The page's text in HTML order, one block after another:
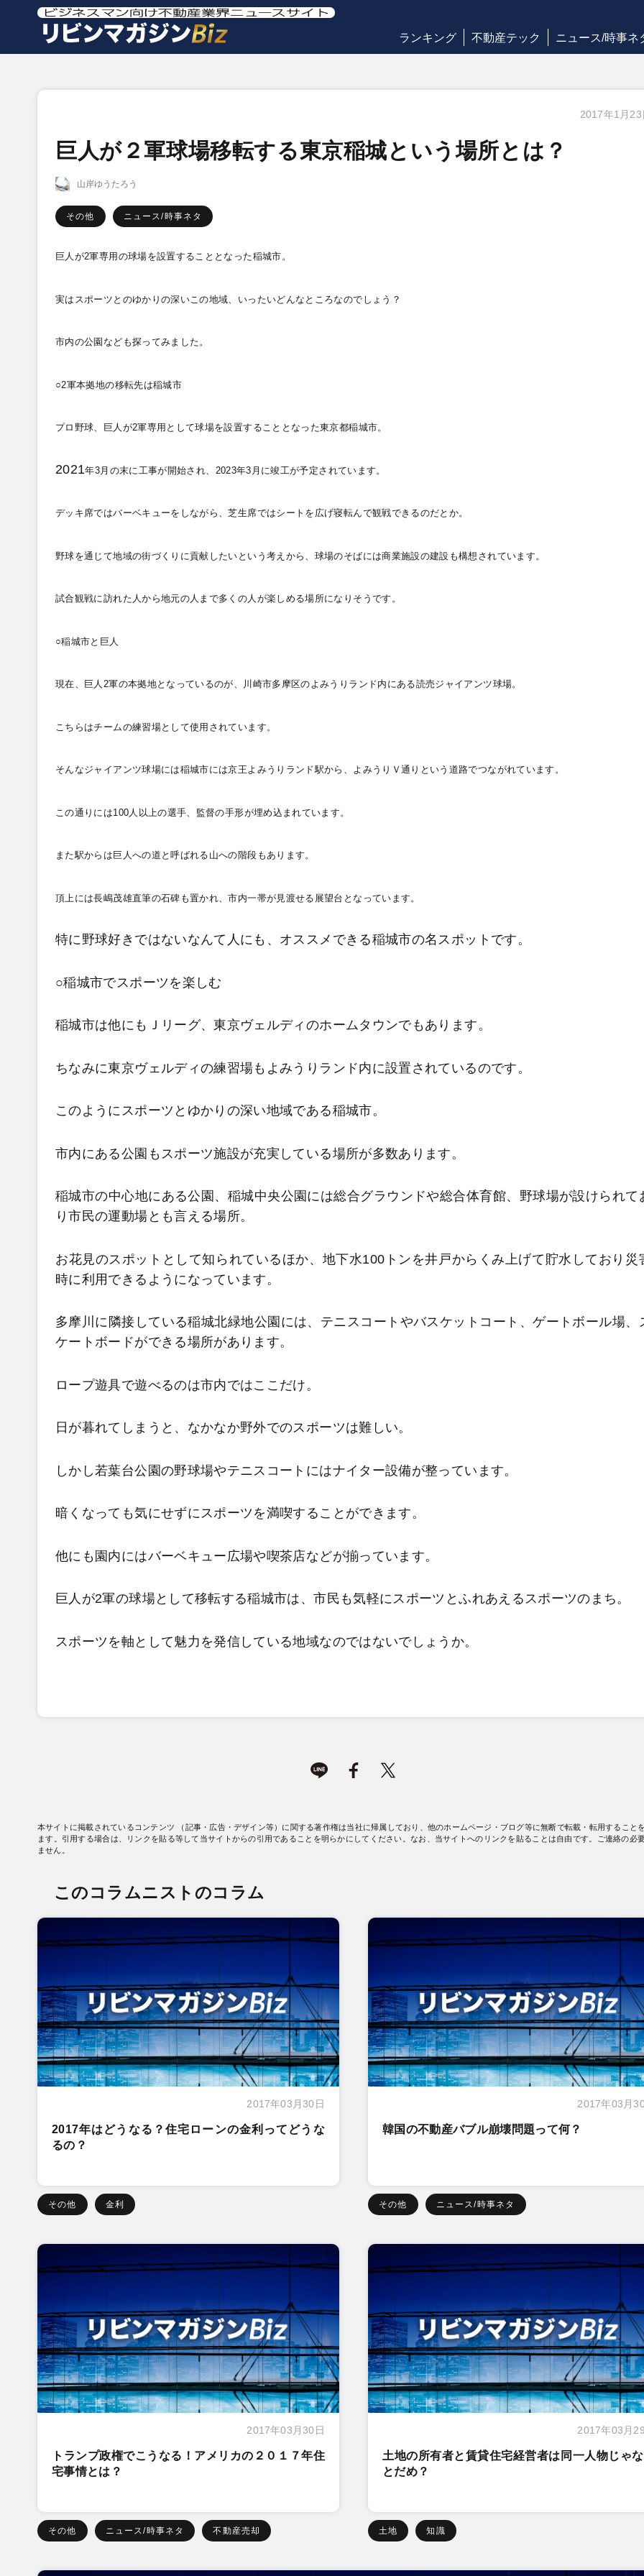
ランキング 不動産テック ニュース/時事ネ
2017年1月23
巨人が２軍球場移転する東京稲城という場所とは？
山岸ゆうたろう
その他 ニュース/時事ネタ
巨人が2軍専用の球場を設置することとなった稲城市。
実はスポーツとのゆかりの深いこの地域、いったいどんなところなのでしょう？
市内の公園なども探ってみました。
○2軍本拠地の移転先は稲城市
プロ野球、巨人が2軍専用として球場を設置することとなった東京都稲城市。
2021年3 月の末に工事が開始され、2023年3 月に竣工が予定されています。
デッキ席ではバーベキューをしながら、芝生席ではシートを広げ寝転んで観戦できるのだとか。
野球を通じて地域の街づくりに貢献したいという考えから、球場のそばには商業施設の建設も構想されています。
試合観戦に訪れた人から地元の人まで多くの人が楽しめる場所になりそうです。
○稲城市と巨人
現在、巨人2軍の本拠地となっているのが、川崎市多摩区のよみうりランド内にある読売ジャイアンツ球場。
こちらはチームの練習場として使用されています。
そんなジャイアンツ球場には稲城市には京王よみうりランド駅から、よみうりＶ通りという道路でつながれています。
この通りには100 人以上の選手、監督の手形が埋め込まれています。
また駅からは巨人への道と呼ばれる山への階段もあります。
頂上には長嶋茂雄直筆の石碑も置かれ、市内一帯が見渡せる展望台となっています。
特に野球好きではないなんて人にも、オススメできる稲城市の名スポットです。
○稲城市でスポーツを楽しむ
稲城市は他にもＪリーグ、東京ヴェルディのホームタウンでもあります。
ちなみに東京ヴェルディの練習場もよみうりランド内に設置されているのです。
このようにスポーツとゆかりの深い地域である稲城市。
市内にある公園もスポーツ施設が充実している場所が多数あります。
稲城市の中心地にある公園、稲城中央公園には総合グラウンドや総合体育館、野球場が設けられて
り市民の運動場とも言える場所。
お花見のスポットとして知られているほか、地下水100 トンを井戸からくみ上げて貯水しており災
時に利用できるようになっています。
多摩川に隣接している稲城北緑地公園には、テニスコートやバスケットコート、ゲートボール場、
ケートボードができる場所があります。
ロープ遊具で遊べるのは市内ではここだけ。
日が暮れてしまうと、なかなか野外でのスポーツは難しい。
しかし若葉台公園の野球場やテニスコートにはナイター設備が整っています。
暗くなっても気にせずにスポーツを満喫することができます。
他にも園内にはバーベキュー広場や喫茶店などが揃っています。
巨人が2軍の球場として移転する稲城市は、市民も気軽にスポーツとふれあえるスポーツのまち。
スポーツを軸として魅力を発信している地域なのではないでしょうか。
本サイトに掲載されているコンテンツ （記事・広告・デザイン等）に関する著作権は当社に帰属しており、他のホームページ・ブログ等に無断で転載・転用すること
ます。引用する場合は、リンクを貼る等して当サイトからの引用であることを明らかにしてください。なお、当サイトへのリンクを貼ることは自由です。ご連絡の必
ません。
このコラムニストのコラム
2017年03月30日
2017年はどうなる？住宅ローンの金利ってどうな
るの？
その他 金利
2017年03月
韓国の不動産バブル崩壊問題って何？
その他 ニュース/時事ネタ
2017年03月30日
トランプ政権でこうなる！アメリカの２０１７年住
宅事情とは？
その他 ニュース/時事ネタ 不動産売却
2017年03月
土地の所有者と賃貸住宅経営者は同一人物じゃ
とだめ？
土地 知識